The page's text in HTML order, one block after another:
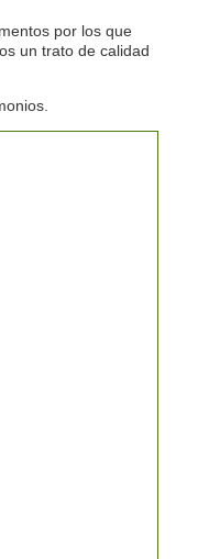
por los que
un trato de calidad